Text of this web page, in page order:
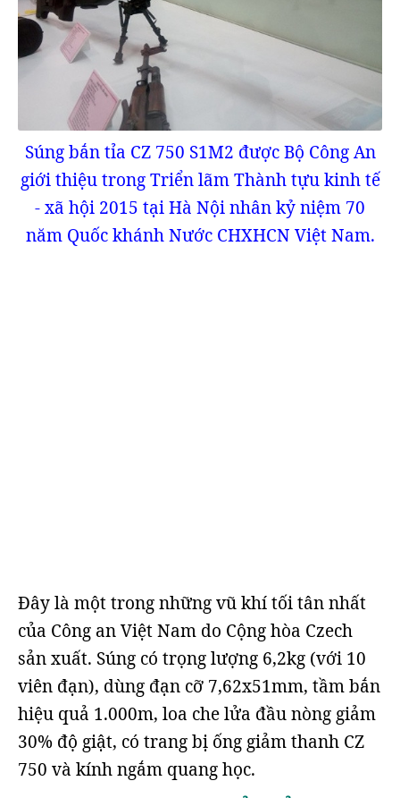
Súng bắn tỉa CZ 750 S1M2 được Bộ Công An
giới thiệu trong Triển lãm Thành tựu kinh tế
- xã hội 2015 tại Hà Nội nhân kỷ niệm 70
năm Quốc khánh Nước CHXHCN Việt Nam.
Đây là một trong những vũ khí tối tân nhất
của Công an Việt Nam do Cộng hòa Czech
sản xuất. Súng có trọng lượng 6,2kg (với 10
viên đạn), dùng đạn cỡ 7,62x51mm, tầm bắn
hiệu quả 1.000m, loa che lửa đầu nòng giảm
30% độ giật, có trang bị ống giảm thanh CZ
750 và kính ngắm quang học.